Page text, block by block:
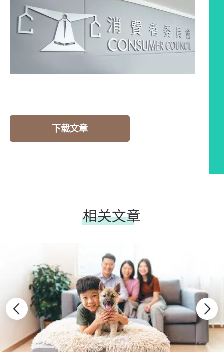
下载文章
相关文章